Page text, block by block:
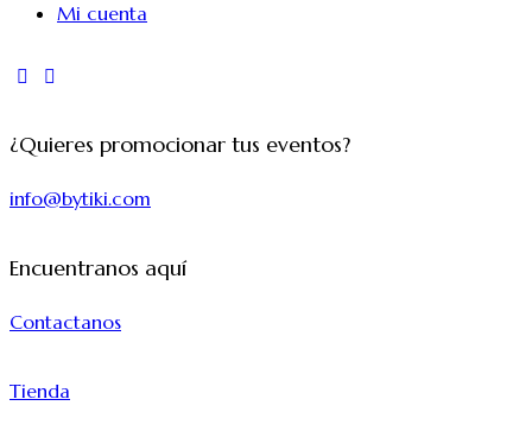
Mi cuenta
¿Quieres promocionar tus eventos?
info@bytiki.com
Encuentranos aquí
Contactanos
Tienda